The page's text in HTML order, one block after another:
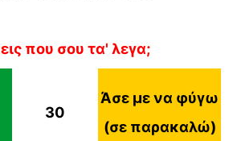
που σου τα' λεγα;
30
Άσε με να φύγω
(σε παρακαλώ)